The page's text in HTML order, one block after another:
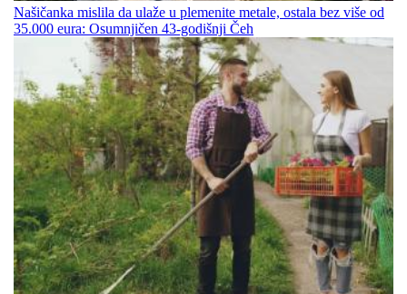
Našičanka mislila da ulaže u plemenite metale, ostala bez više od
35.000 eura: Osumnjičen 43-godišnji Čeh